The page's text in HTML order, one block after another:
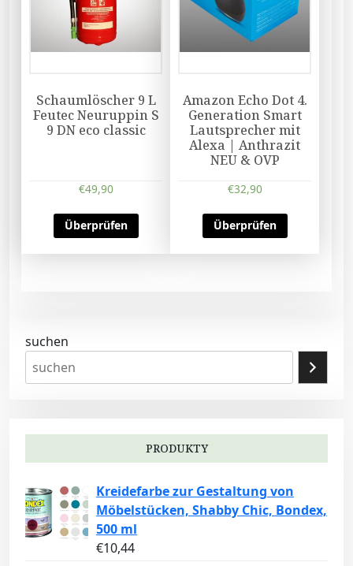
Schaumlöscher 9 L
Feutec Neuruppin S
9 DN eco classic
€49,90
Überprüfen
Amazon Echo Dot 4.
Generation Smart
Lautsprecher mit
Alexa | Anthrazit
NEU & OVP
€32,90
Überprüfen
suchen
PRODUKTY
Kreidefarbe zur Gestaltung von
Möbelstücken, Shabby Chic, Bondex,
500 ml
€10,44